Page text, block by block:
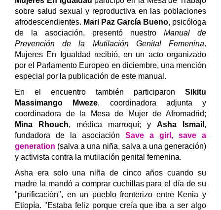
sobre salud sexual y reproductiva en las poblaciones
afrodescendientes. Mari Paz García Bueno, psicóloga
de la asociación, presentó nuestro Manual de
Prevención de la ‪Mutilación Genital Femenina‬.
Mujeres En Igualdad recibió, en un acto organizado
por el Parlamento Europeo en diciembre, una mención
especial por la publicación de este manual.
En el encuentro también participaron Sikitu
Massimango Mweze, coordinadora adjunta y
coordinadora de la Mesa de Mujer de Afromadrid;
Mina Rhouch, médica marroquí; y Asha Ismail ,
fundadora de la asociación Save a girl, save a
generation (salva a una niña, salva a una generación)
y activista contra la mutilación genital femenina.
Asha era solo una niña de cinco años cuando su
madre la mandó a comprar cuchillas para el día de su
"purificación", en un pueblo fronterizo entre Kenia y
Etiopía. "Estaba feliz porque creía que iba a ser algo